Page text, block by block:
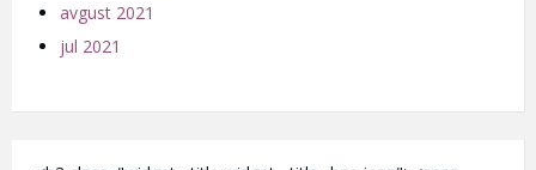
avgust 2021
jul 2021